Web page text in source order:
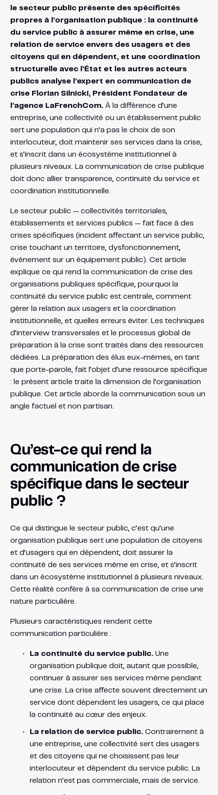
le secteur public présente des spécificités
propres à l’organisation publique : la continuité
du service public à assurer même en crise, une
relation de service envers des usagers et des
citoyens qui en dépendent, et une coordination
structurelle avec l’État et les autres acteurs
publics analyse l’expert en communication de
crise Florian Silnicki, Président Fondateur de
l’agence LaFrenchCom.À la différence d’une
entreprise, une collectivité ou un établissement public
sert une population qui n’a pas le choix de son
interlocuteur, doit maintenir ses services dans la crise,
et s’inscrit dans un écosystème institutionnel à
plusieurs niveaux. La communication de crise publique
doit donc allier transparence, continuité du service et
coordination institutionnelle.
Le secteur public — collectivités territoriales,
établissements et services publics — fait face à des
crises spécifiques (incident affectant un service public,
crise touchant un territoire, dysfonctionnement,
événement sur un équipement public). Cet article
explique ce qui rend la communication de crise des
organisations publiques spécifique, pourquoi la
continuité du service public est centrale, comment
gérer la relation aux usagers et la coordination
institutionnelle, et quelles erreurs éviter. Les techniques
d’interview transversales et le processus global de
préparation à la crise sont traités dans des ressources
dédiées. La préparation des élus eux-mêmes, en tant
que porte-parole, fait l’objet d’une ressource spécifique
: le présent article traite la dimension de l’organisation
publique. Cet article aborde la communication sous un
angle factuel et non partisan.
Qu’est-ce qui rend la
communication de crise
spécifique dans le secteur
public ?
Ce qui distingue le secteur public, c’est qu’une
organisation publique sert une population de citoyens
et d’usagers qui en dépendent, doit assurer la
continuité de ses services même en crise, et s’inscrit
dans un écosystème institutionnel à plusieurs niveaux.
Cette réalité confère à sa communication de crise une
nature particulière.
Plusieurs caractéristiques rendent cette
communication particulière :
La continuité du service public.Une
organisation publique doit, autant que possible,
continuer à assurer ses services même pendant
une crise. La crise affecte souvent directement un
service dont dépendent les usagers, ce qui place
la continuité au cœur des enjeux.
La relation de service public.Contrairement à
une entreprise, une collectivité sert des usagers
et des citoyens qui ne choisissent pas leur
interlocuteur et dépendent du service public. La
relation n’est pas commerciale, mais de service.